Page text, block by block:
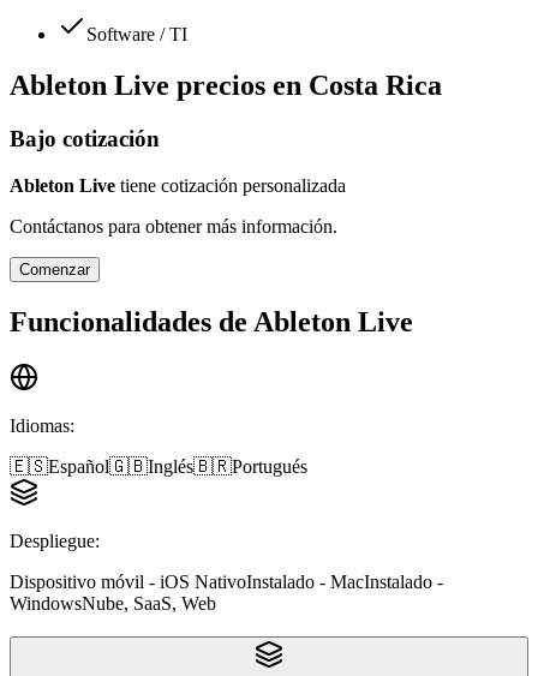
Software / TI
Ableton Live precios en Costa Rica
Bajo cotización
Ableton Live tiene cotización personalizada
Contáctanos para obtener más información.
Comenzar
Funcionalidades de Ableton Live
Idiomas:
🇪🇸Español🇬🇧Inglés🇧🇷Portugués
Despliegue:
Dispositivo móvil - iOS NativoInstalado - MacInstalado -
WindowsNube, SaaS, Web